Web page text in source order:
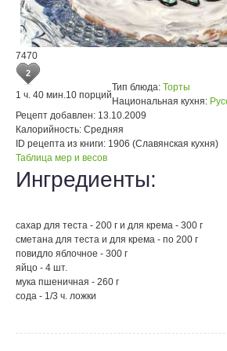
7470
2
1 ч. 40 мин.10 порций
Тип блюда: Торты
Национальная кухня:
Рецепт добавлен: 13.10.2009
Калорийность: Средняя
ID рецепта из книги: 1906 (Славянская кухня)
Таблица мер и весов
Ингредиенты:
сахар для теста - 200 г и для крема - 300 г
сметана для теста и для крема - по 200 г
повидло яблочное - 300 г
яйцо - 4 шт.
мука пшеничная - 260 г
сода - 1/3 ч. ложки